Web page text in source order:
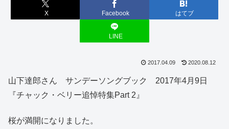
X Facebook はてブ
LINE
2017.04.09 2020.08.12
山下達郎さん サンデーソングブック 2017年4月9日
『チャック・ベリー追悼特集Part 2』
桜が満開になりました。